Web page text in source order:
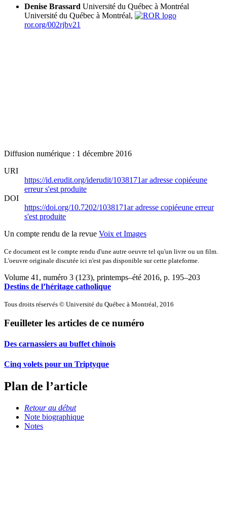
Denise Brassard Université du Québec à Montréal
Université du Québec à Montréal,
ror.org/002rjbv21
Diffusion numérique : 1 décembre 2016
URI
https://id.erudit.org/iderudit/1038171aradresse copiéeune
erreur s'est produite
DOI
https://doi.org/10.7202/1038171aradresse copiéeune erreur
s'est produite
Un compte rendu de la revue Voix et Images
Ce document est le compte rendu d'une autre oeuvre tel qu'un livre ou un film.
L'oeuvre originale discutée ici n'est pas disponible sur cette plateforme.
Volume 41, numéro 3 (123), printemps–été 2016, p. 195–203
Destins de l’héritage catholique
Tous droits réservés © Université du Québec à Montréal, 2016
Feuilleter les articles de ce numéro
Des carnassiers au buffet chinois
Cinq volets pour un Triptyque
Plan de l’article
Retour au début
Note biographique
Notes